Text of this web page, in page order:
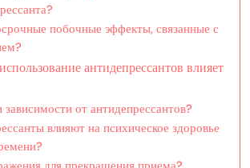
побочные эффекты, связанные с
антидепрессантов влияет
от антидепрессантов?
влияют на психическое здоровье